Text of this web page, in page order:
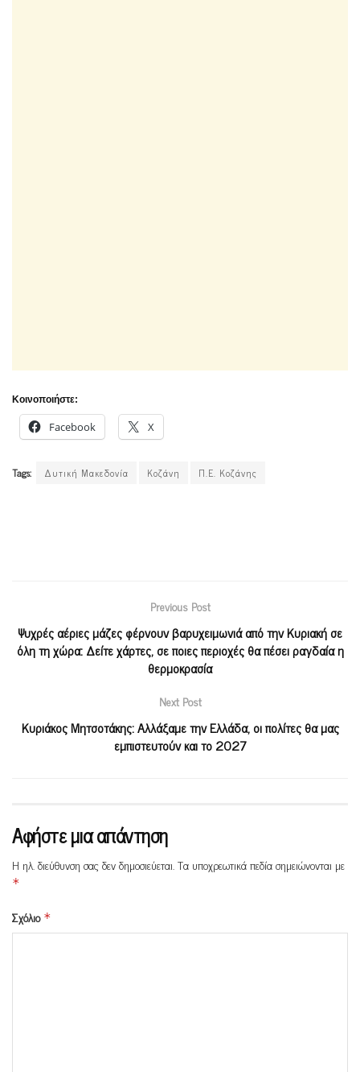
Κοινοποιήστε:
Facebook X
Tags: Δυτική Μακεδονία Κοζάνη Π.Ε. Κοζάνης
Previous Post
Ψυχρές αέριες μάζες φέρνουν βαρυχειμωνιά από την Κυριακή σε
όλη τη χώρα: Δείτε χάρτες, σε ποιες περιοχές θα πέσει ραγδαία η
θερμοκρασία
Next Post
Κυριάκος Μητσοτάκης: Αλλάξαμε την Ελλάδα, οι πολίτες θα μας
εμπιστευτούν και το 2027
Αφήστε μια απάντηση
Η ηλ. διεύθυνση σας δεν δημοσιεύεται.Τα υποχρεωτικά πεδία σημειώνονται με
*
Σχόλιο *